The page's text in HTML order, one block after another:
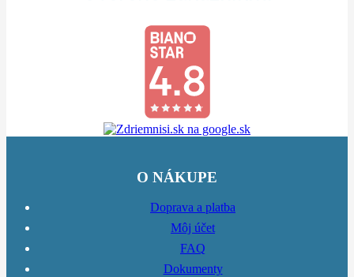
O NÁKUPE
Doprava a platba
Môj účet
FAQ
Dokumenty